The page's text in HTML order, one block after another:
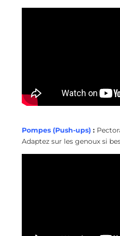
Pompes (Push-ups) :
Adaptez sur les genoux si